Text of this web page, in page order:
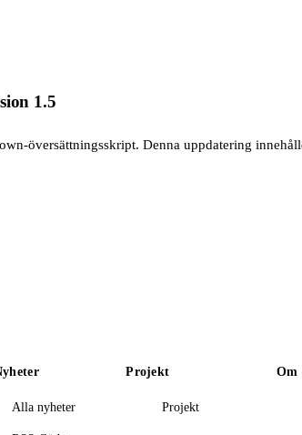
1.5
översättningsskript. Denna uppdatering
Alla nyheter
Projekt
Projekt
Om